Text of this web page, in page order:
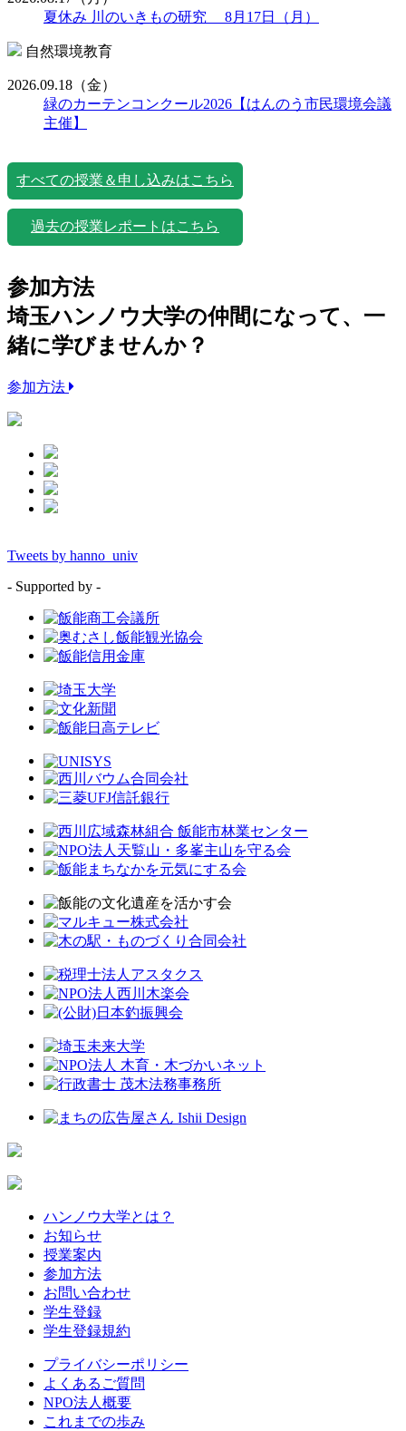
夏休み 川のいきもの研究 8月17日（月）
自然環境教育
2026.09.18 （金）
緑のカーテンコンクール2026【はんのう市民環境会議
主催】
すべての授業＆申し込みはこちら
過去の授業レポートはこちら
参加方法
埼玉ハンノウ大学の仲間になって、一
緒に学びませんか？
参加方法
Tweets by hanno_univ
- Supported by -
ハンノウ大学とは？
お知らせ
授業案内
参加方法
お問い合わせ
学生登録
学生登録規約
プライバシーポリシー
よくあるご質問
NPO法人概要
これまでの歩み